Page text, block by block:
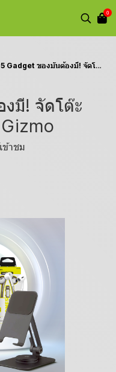
0
5 Gadget ของมันต้องมี! จัดโต๊ะทำงานยุคใหม่สไตล์ Gizmo
มี! จัดโต๊ะ
ข้าชม